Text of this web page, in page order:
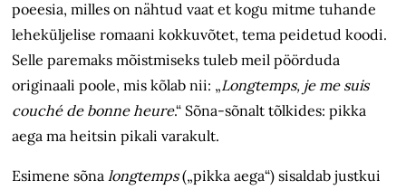
poeesia, milles on nähtud vaat et kogu mitme tuhande
leheküljelise romaani kokkuvõtet, tema peidetud koodi.
Selle paremaks mõistmiseks tuleb meil pöörduda
originaali poole, mis kõlab nii: „Longtemps, je me suis
couché de bonne heure.“ Sõna-sõnalt tõlkides: pikka
aega ma heitsin pikali varakult.
Esimene sõna longtemps(„pikka aega“) sisaldab justkui